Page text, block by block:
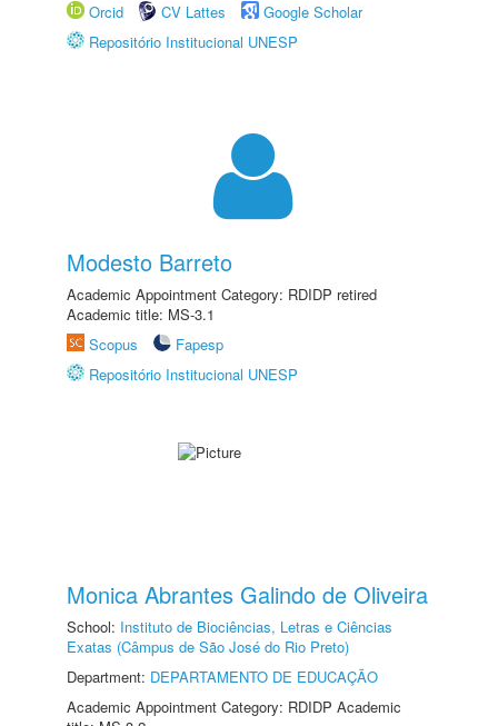
Orcid
CV Lattes
Google Scholar
Repositório Institucional UNESP
Modesto Barreto
Academic Appointment Category: RDIDP retired
Academic title: MS-3.1
Scopus
Fapesp
Repositório Institucional UNESP
Monica Abrantes Galindo de Oliveira
School: Instituto de Biociências, Letras e Ciências
Exatas (Câmpus de São José do Rio Preto)
Department: DEPARTAMENTO DE EDUCAÇÃO
Academic Appointment Category: RDIDP Academic